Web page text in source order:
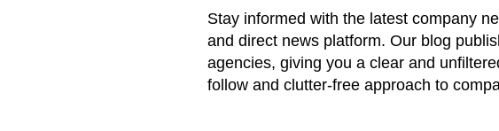
Stay informed with the latest company
and direct news platform. Our blog
agencies, giving you a clear and
follow and clutter-free approach to